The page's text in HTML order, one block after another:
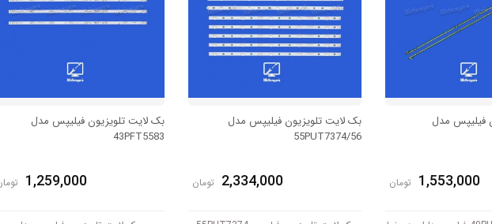
فیلیپس مدل
1,553,000 تومان
بک لایت تلویزیون فیلیپس مدل
55PUT7374/56
2,334,000 تومان
بک لایت تلویزیون فیلیپس مدل
43PFT5583
1,259,000